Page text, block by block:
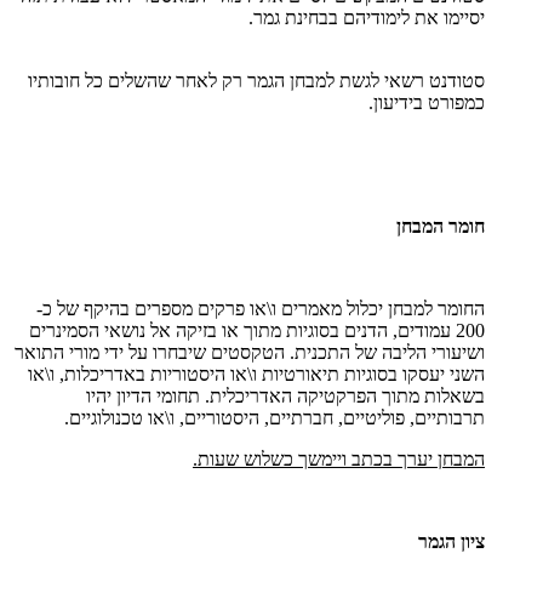
יסיימו את לימודיהם בבחינת גמר.
סטודנט רשאי לגשת למבחן הגמר רק לאחר שהשלים כל חובותיו
כמפורט בידיעון.
חומר המבחן
החומר למבחן יכלול מאמרים ו\או פרקים מספרים בהיקף של כ-
200 עמודים, הדנים בסוגיות מתוך או בזיקה אל נושאי הסמינרים
ושיעורי הליבה של התכנית. הטקסטים שיבחרו על ידי מורי התואר
השני יעסקו בסוגיות תיאורטיות ו\או היסטוריות באדריכלות, ו\או
בשאלות מתוך הפרקטיקה האדריכלית. תחומי הדיון יהיו
תרבותיים, פוליטיים, חברתיים, היסטוריים, ו\או טכנולוגיים.
המבחן יערך בכתב ויימשך כשלוש שעות.
ציון הגמר